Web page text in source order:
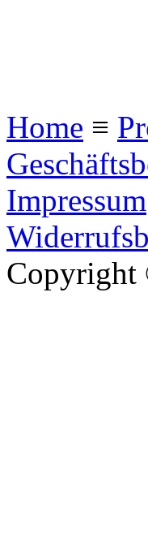
Home ≡
Impressum
Copyright